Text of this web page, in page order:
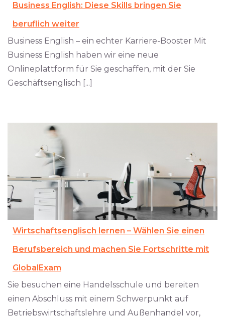
Business English: Diese Skills bringen Sie
beruflich weiter
Business English – ein echter Karriere-Booster Mit
Business English haben wir eine neue
Onlineplattform für Sie geschaffen, mit der Sie
Geschäftsenglisch [...]
Wirtschaftsenglisch lernen – Wählen Sie einen
Berufsbereich und machen Sie Fortschritte mit
GlobalExam
Sie besuchen eine Handelsschule und bereiten
einen Abschluss mit einem Schwerpunkt auf
Betriebswirtschaftslehre und Außenhandel vor,